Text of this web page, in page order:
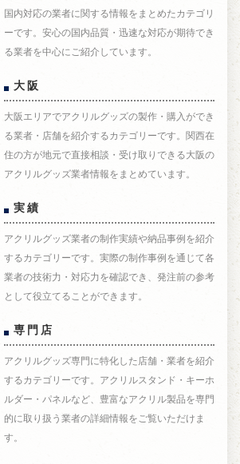
国内対応の業者に関する情報をまとめたカテゴリ
ーです。安心の国内品質・迅速な対応が期待でき
る業者を中心にご紹介しています。
大阪
大阪エリアでアクリルグッズの製作・購入ができ
る業者・店舗を紹介するカテゴリーです。関西在
住の方が地元で直接相談・受け取りできる大阪の
アクリルグッズ業者情報をまとめています。
実績
アクリルグッズ業者の制作実績や納品事例を紹介
するカテゴリーです。実際の制作事例を通じて各
業者の技術力・対応力を確認でき、発注前の参考
として役立てることができます。
専門店
アクリルグッズ専門に特化した店舗・業者を紹介
するカテゴリーです。アクリルスタンド・キーホ
ルダー・パネルなど、豊富なアクリル製品を専門
的に取り扱う業者の詳細情報をご覧いただけま
す。